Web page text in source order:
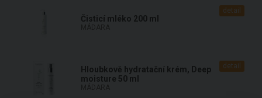
Čisticí mléko 200 ml
detail
Hloubkově hydratační krém, Deep
moisture 50 ml
detail